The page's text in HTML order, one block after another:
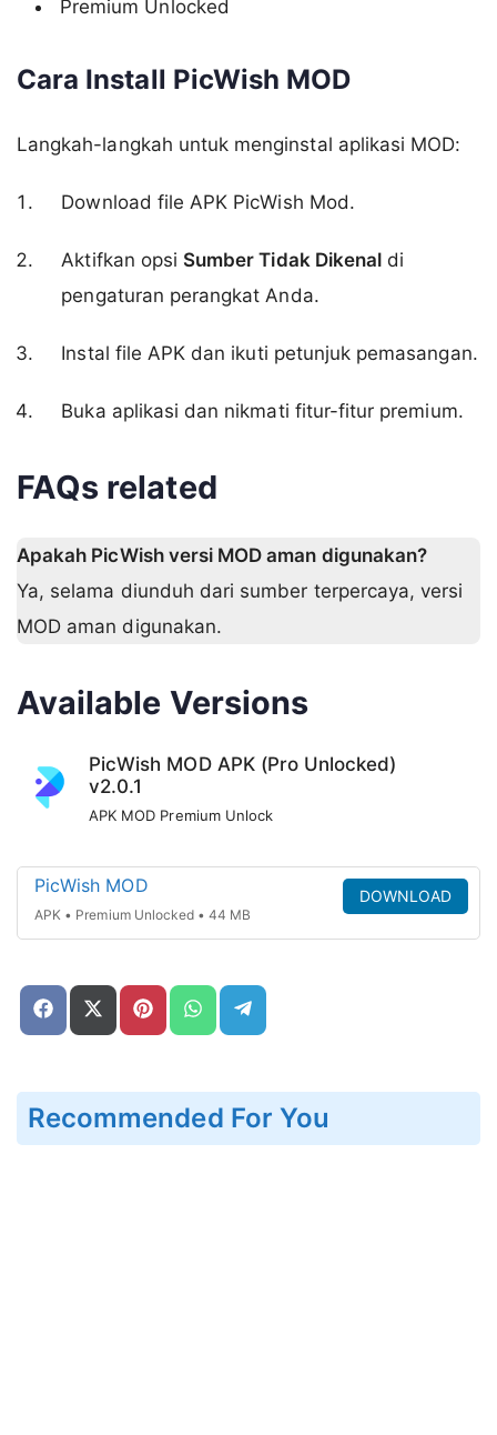
Premium Unlocked
Cara Install PicWish MOD
Langkah-langkah untuk menginstal aplikasi MOD:
Download file APK PicWish Mod.
Aktifkan opsi Sumber Tidak Dikenal di
pengaturan perangkat Anda.
Instal file APK dan ikuti petunjuk pemasangan.
Buka aplikasi dan nikmati fitur-fitur premium.
FAQs related
Apakah PicWish versi MOD aman digunakan?
Ya, selama diunduh dari sumber terpercaya, versi
MOD aman digunakan.
Available Versions
PicWish MOD APK (Pro Unlocked)
v2.0.1
APK MOD Premium Unlock
PicWish MOD
APK • Premium Unlocked • 44 MB
DOWNLOAD
Share
on
Share
on
Share
on
Share
on
on
Recommended For You